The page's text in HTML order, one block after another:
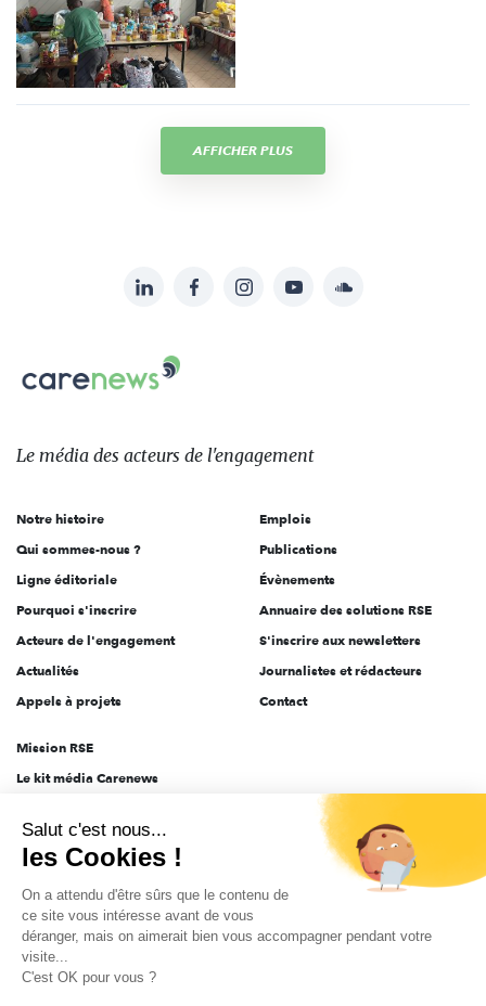
AFFICHER PLUS
sur:
LinkedInFacebookInstagramYouTubeSoundcloud
Carenews,
Le
des
l'engagement
Le média des acteurs de l'engagement
Notre histoire
Qui sommes-nous ?
Ligne éditoriale
Pourquoi s'inscrire
Acteurs de l'engagement
Actualités
Appels à projets
Emplois
Publications
Évènements
Annuaire des solutions RSE
S'inscrire aux newsletters
Journalistes et rédacteurs
Contact
Mission RSE
Le kit média Carenews
AEF info
Novethic
PRODURABLE
Inclusiv Day
Salut c'est nous...
les Cookies !
On a attendu d'être sûrs que le contenu de
ce site vous intéresse avant de vous
déranger, mais on aimerait bien vous accompagner pendant votre
visite...
C'est OK pour vous ?